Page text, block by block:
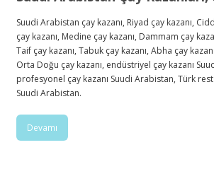
Suudi Arabistan çay kazanı, Riyad çay kazanı,
çay kazanı, Medine çay kazanı, Dammam çay
Taif çay kazanı, Tabuk çay kazanı, Abha çay
Orta Doğu çay kazanı, endüstriyel çay kazanı
profesyonel çay kazanı Suudi Arabistan, Türk
Suudi Arabistan.
Devamı